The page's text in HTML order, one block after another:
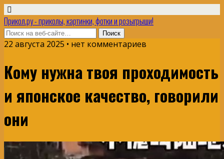
Прикол.ру - приколы, картинки, фотки и розыгрыши!
22 августа 2025 • нет комментариев
Кому нужна твоя проходимость
и японское качество, говорили
они